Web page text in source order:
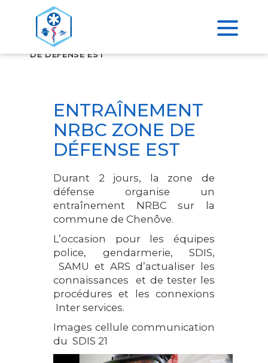
ACCUEIL
DE DÉFENSE EST
ENTRAÎNEMENT
NRBC ZONE DE
DÉFENSE EST
Durant 2 jours, la zone de
défense organise un
entraînement NRBC sur la
commune de Chenôve.
L’occasion pour les équipes
police, gendarmerie, SDIS,
SAMU et ARS d’actualiser les
connaissances et de tester les
procédures et les connexions
Inter services.
Images cellule communication
du SDIS 21